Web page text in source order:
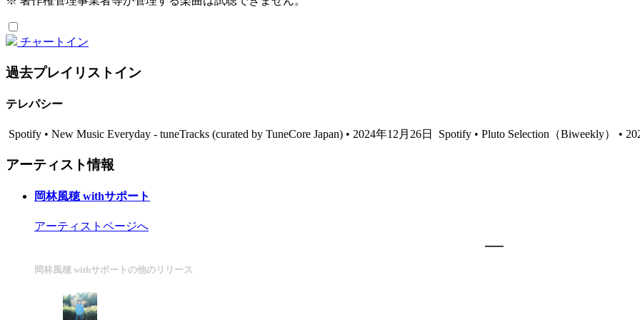
チャートイン
過去プレイリストイン
テレパシー
Spotify • New Music Everyday - tuneTracks (curated by TuneCore Japan) • 2024年12月26日 Spotify • Pluto Selection（Biweekly） •
アーティスト情報
岡林風穂 withサポート
アーティストページへ
岡林風穂 withサポートの他のリリース